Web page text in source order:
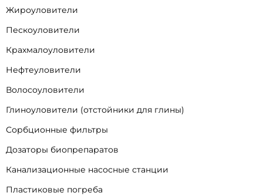
Жироуловители
Пескоуловители
Крахмалоуловители
Нефтеуловители
Волосоуловители
Глиноуловители (отстойники для глины)
Сорбционные фильтры
Дозаторы биопрепаратов
Канализационные насосные станции
Пластиковые погреба